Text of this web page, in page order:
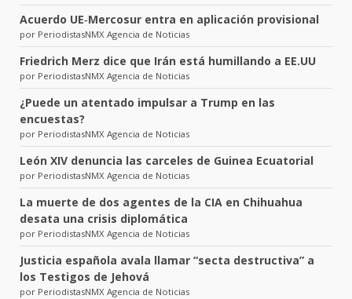
Acuerdo UE‑Mercosur entra en aplicación provisional
por PeriodistasNMX Agencia de Noticias
Friedrich Merz dice que Irán está humillando a EE.UU
por PeriodistasNMX Agencia de Noticias
¿Puede un atentado impulsar a Trump en las
encuestas?
por PeriodistasNMX Agencia de Noticias
León XIV denuncia las carceles de Guinea Ecuatorial
por PeriodistasNMX Agencia de Noticias
La muerte de dos agentes de la CIA en Chihuahua
desata una crisis diplomática
por PeriodistasNMX Agencia de Noticias
Justicia española avala llamar “secta destructiva” a
los Testigos de Jehová
por PeriodistasNMX Agencia de Noticias